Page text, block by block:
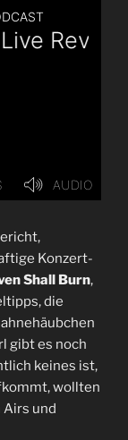
Konzert-
Shall Burn,
die
gibt es noch
keines ist,
wollten
und